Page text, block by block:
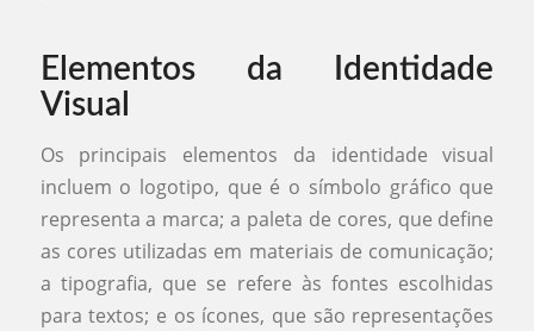
Elementos da Identidade
Visual
Os principais elementos da identidade visual
incluem o logotipo, que é o símbolo gráfico que
representa a marca; a paleta de cores, que define
as cores utilizadas em materiais de comunicação;
a tipografia, que se refere às fontes escolhidas
para textos; e os ícones, que são representações